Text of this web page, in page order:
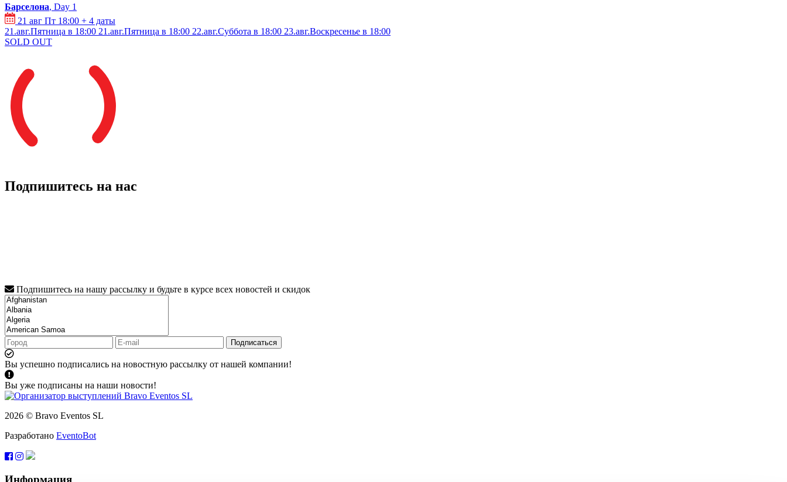
Барселона, Day 1
21 авг Пт 18:00 + 4 даты
21.авг.Пятница в 18:00 21.авг.Пятница в 18:00 22.авг.Суббота в 18:00 23.авг.Воскресенье в 18:00
SOLD OUT
Подпишитесь на нас
Подпишитесь на нашу рассылку и будьте в курсе всех новостей и скидок
Подписаться
Вы успешно подписались на новостную рассылку от нашей компании!
Вы уже подписаны на наши новости!
2026 © Bravo Eventos SL
Разработано EventoBot
Информация